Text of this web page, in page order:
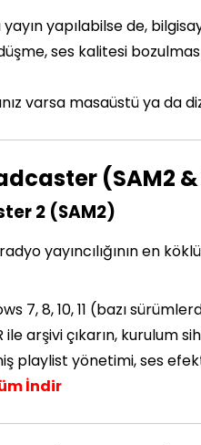
yapılabilse de,
ses kalitesi
varsa masaüstü ya da
(SAM2
2 (SAM2)
yayıncılığının en
7, 8, 10, 11 (bazı
ile arşivi çıkarın, kurulum
playlist yönetimi, ses
İndir